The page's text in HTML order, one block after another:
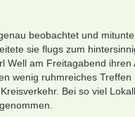
beobachtet und
sie flugs zum
Well am Freitagabend ihren
wenig ruhmreiches
Bei so viel